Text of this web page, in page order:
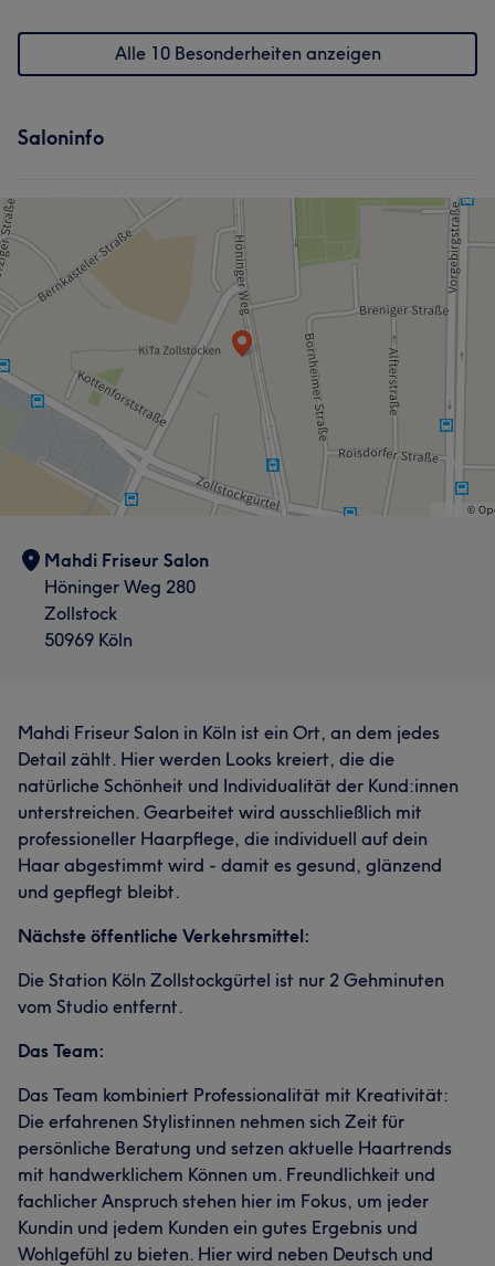
Alle 10 Besonderheiten anzeigen
Saloninfo
Mahdi Friseur Salon
Höninger Weg 280
Zollstock
50969 Köln
Mahdi Friseur Salon in Köln ist ein Ort, an dem jedes
Detail zählt. Hier werden Looks kreiert, die die
natürliche Schönheit und Individualität der Kund:innen
unterstreichen. Gearbeitet wird ausschließlich mit
professioneller Haarpflege, die individuell auf dein
Haar abgestimmt wird - damit es gesund, glänzend
und gepflegt bleibt.
Nächste öffentliche Verkehrsmittel:
Die Station Köln Zollstockgürtel ist nur 2 Gehminuten
vom Studio entfernt.
Das Team:
Das Team kombiniert Professionalität mit Kreativität:
Die erfahrenen Stylistinnen nehmen sich Zeit für
persönliche Beratung und setzen aktuelle Haartrends
mit handwerklichem Können um. Freundlichkeit und
fachlicher Anspruch stehen hier im Fokus, um jeder
Kundin und jedem Kunden ein gutes Ergebnis und
Wohlgefühl zu bieten. Hier wird neben Deutsch und